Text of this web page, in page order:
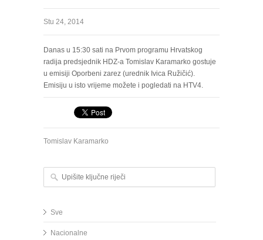
Stu 24, 2014
Danas u 15:30 sati na Prvom programu Hrvatskog
radija predsjednik HDZ-a Tomislav Karamarko gostuje
u emisiji Oporbeni zarez (urednik Ivica Ružičić).
Emisiju u isto vrijeme možete i pogledati na HTV4.
Tomislav Karamarko
Upišite ključne riječi
Sve
Nacionalne